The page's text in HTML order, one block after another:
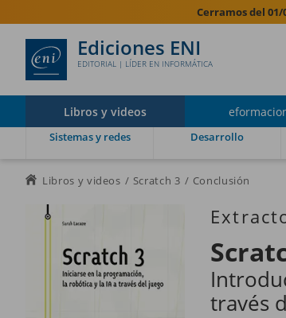
Cerramos del
Ediciones ENI
EDITORIAL | LÍDER EN INFORMÁTICA
Libros y videos
Sistemas y redes Desarrollo
Libros y videos Scratch 3 Conclusión
través